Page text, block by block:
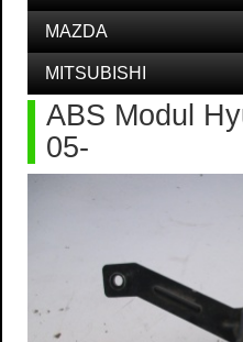
MAZDA
MITSUBISHI
ABS Modul
05-